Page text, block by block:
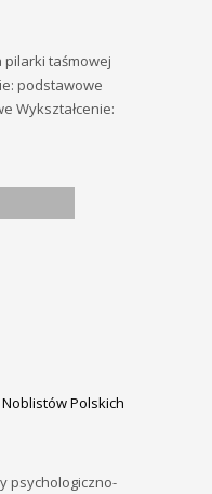
pilarki taśmowej
podstawowe
Wykształcenie:
Polskich
psychologiczno-